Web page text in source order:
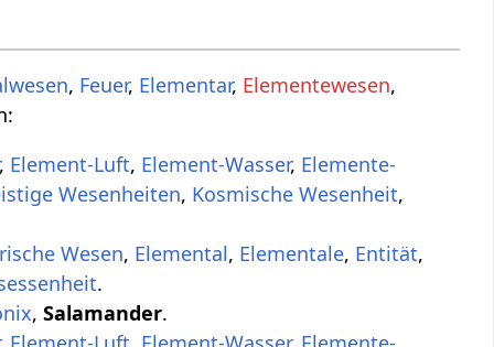
, Feuer, Elementar, Elementewesen,
, Element-Luft, Element-Wasser, Elemente-
Wesenheiten, Kosmische Wesenheit,
Wesen, Elemental, Elementale, Entität,
.
,Salamander.